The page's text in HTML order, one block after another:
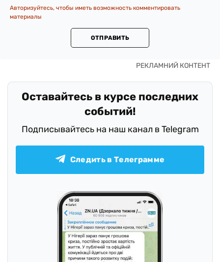
Авторизуйтесь, чтобы иметь возможность комментировать
материалы
ОТПРАВИТЬ
Оставайтесь в курсе последних
событий!
Подписывайтесь на наш канал в Telegram
Следить в Телеграмме